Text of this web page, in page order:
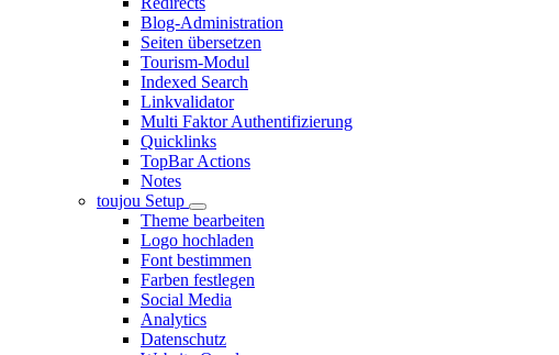
Blog-Administration
Seiten übersetzen
Tourism-Modul
Indexed Search
Linkvalidator
Multi Faktor Authentifizierung
Quicklinks
TopBar Actions
Notes
toujou Setup
Theme bearbeiten
Logo hochladen
Font bestimmen
Farben festlegen
Social Media
Analytics
Datenschutz